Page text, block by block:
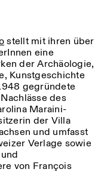
stellt mit ihren über
eine
der Archäologie,
Kunstgeschichte
gegründete
des
Maraini-
der Villa
und umfasst
Verlage sowie
von François
in
for sustainable